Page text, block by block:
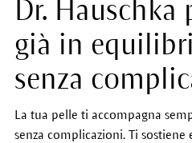
Dr. Hauschka
già in
senza
La tua pelle ti accompagna
senza complicazioni. Ti